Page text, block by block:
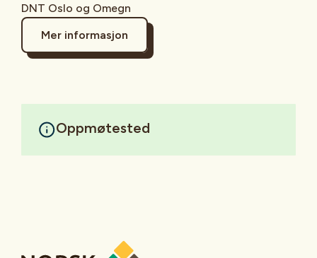
DNT Oslo og Omegn
Mer informasjon
Oppmøtested